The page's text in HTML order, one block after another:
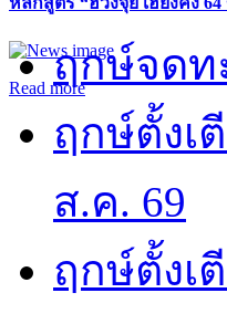
Read moreฤกษ์จดท
ฤกษ์ตั้งเ
ส.ค. 69
ฤกษ์ตั้งเ